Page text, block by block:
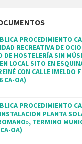
PROCEDIMIENTO
RECREATIVA DE
DE HOSTELERÍA SIN
LOCAL SITO EN
CON CALLE IMELDO
CA-OA)
PROCEDIMIENTO
PLANTA
TERMINO
OA)